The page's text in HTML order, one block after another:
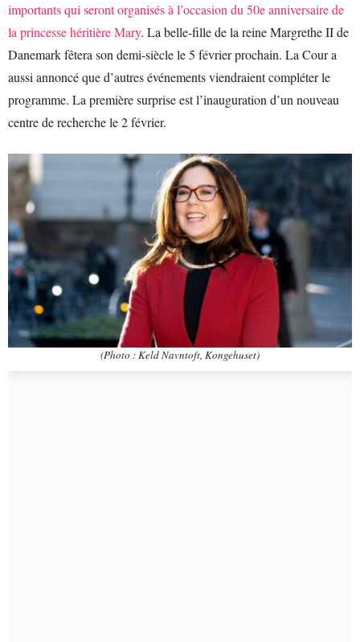
importants qui seront organisés à l’occasion du 50e anniversaire de
la princesse héritière Mary. La belle-fille de la reine Margrethe II de
Danemark fêtera son demi-siècle le 5 février prochain. La Cour a
aussi annoncé que d’autres événements viendraient compléter le
programme. La première surprise est l’inauguration d’un nouveau
centre de recherche le 2 février.
(Photo : Keld Navntoft, Kongehuset)